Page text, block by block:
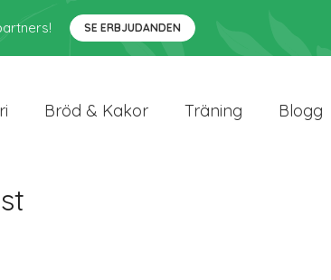
SE ERBJUDANDEN
Bröd & Kakor Träning Blogg